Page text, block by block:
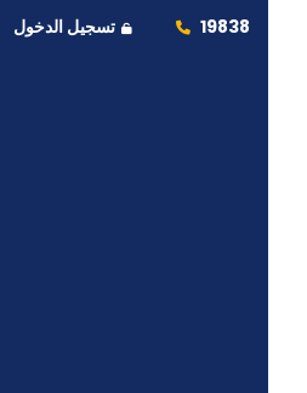
19838 تسجيل الدخول